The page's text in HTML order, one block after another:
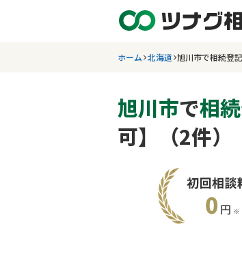
ホーム 北海道 旭川市で相続登
旭川市で相
可】（2件）